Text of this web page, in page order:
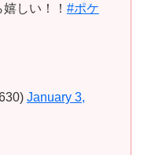
しい！！ #ポケ
January 3,